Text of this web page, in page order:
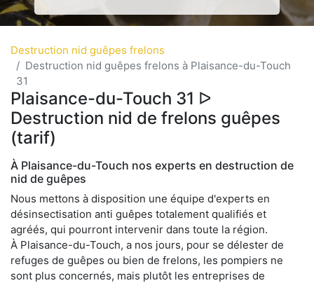
Destruction nid guêpes frelons
Destruction nid guêpes frelons à Plaisance-du-Touch
31
Plaisance-du-Touch 31 ᐅ
Destruction nid de frelons guêpes
(tarif)
À Plaisance-du-Touch nos experts en destruction de
nid de guêpes
Nous mettons à disposition une équipe d'experts en
désinsectisation anti guêpes totalement qualifiés et
agréés, qui pourront intervenir dans toute la région.
À Plaisance-du-Touch, a nos jours, pour se délester de
refuges de guêpes ou bien de frelons, les pompiers ne
sont plus concernés, mais plutôt les entreprises de